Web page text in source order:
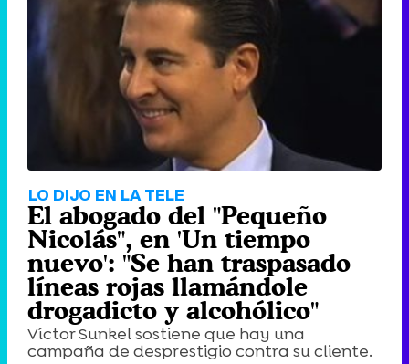
LO DIJO EN LA TELE
El abogado del "Pequeño
Nicolás", en 'Un tiempo
nuevo': "Se han traspasado
líneas rojas llamándole
drogadicto y alcohólico"
Víctor Sunkel sostiene que hay una
campaña de desprestigio contra su cliente.